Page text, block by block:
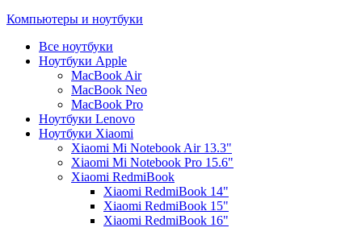
Компьютеры и ноутбуки
Все ноутбуки
Ноутбуки Apple
MacBook Air
MacBook Neo
MacBook Pro
Ноутбуки Lenovo
Ноутбуки Xiaomi
Xiaomi Mi Notebook Air 13.3"
Xiaomi Mi Notebook Pro 15.6"
Xiaomi RedmiBook
Xiaomi RedmiBook 14"
Xiaomi RedmiBook 15"
Xiaomi RedmiBook 16"